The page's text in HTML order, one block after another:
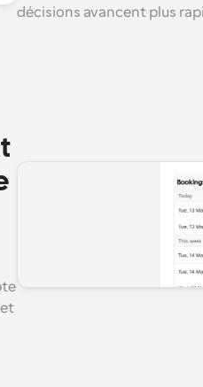
décisions avancent plus